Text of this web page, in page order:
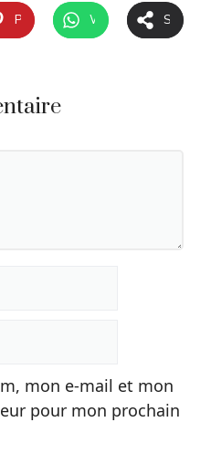
WhatsApp
mon e-mail et mon
pour mon prochain